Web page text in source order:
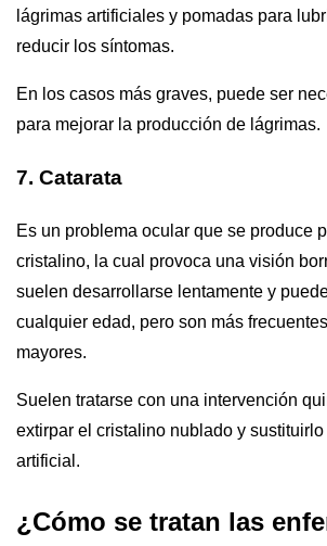
lágrimas artificiales y pomadas para
reducir los síntomas.
En los casos más graves, puede ser
para mejorar la producción de lágrimas.
7. Catarata
Es un problema ocular que se produce
cristalino, la cual provoca una visión
suelen desarrollarse lentamente y
cualquier edad, pero son más
mayores.
Suelen tratarse con una intervención
extirpar el cristalino nublado y
artificial.
¿Cómo se tratan las